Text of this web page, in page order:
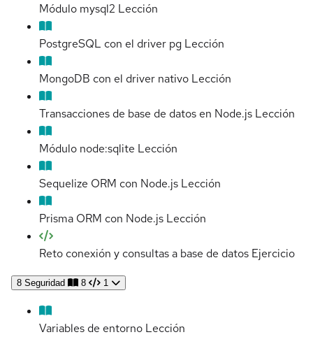
Módulo mysql2 Lección
PostgreSQL con el driver pg Lección
MongoDB con el driver nativo Lección
Transacciones de base de datos en Node.js Lección
Módulo node:sqlite Lección
Sequelize ORM con Node.js Lección
Prisma ORM con Node.js Lección
Reto conexión y consultas a base de datos Ejercicio
8 Seguridad 8 1
Variables de entorno Lección